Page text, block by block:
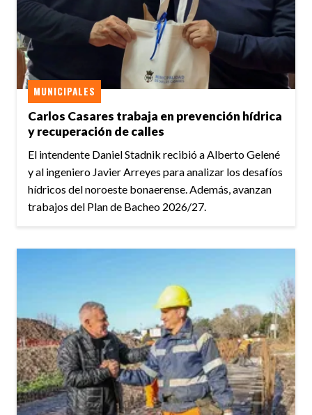
Carlos Casares trabaja en prevención hídrica
y recuperación de calles
MUNICIPALES
El intendente Daniel Stadnik recibió a Alberto Gelené
y al ingeniero Javier Arreyes para analizar los desafíos
hídricos del noroeste bonaerense. Además, avanzan
trabajos del Plan de Bacheo 2026/27.